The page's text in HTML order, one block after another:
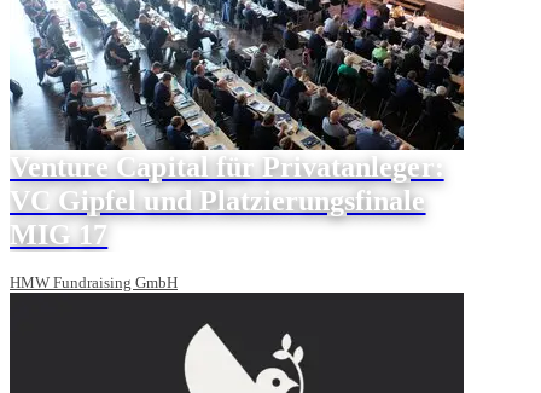
Venture Capital für Privatanleger:
VC Gipfel und Platzierungsfinale
MIG 17
HMW Fundraising GmbH